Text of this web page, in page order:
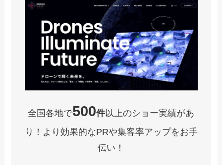
全国各地で500件以上のショー実績があ
り！より効果的なPRや集客率アップをお手
伝い！